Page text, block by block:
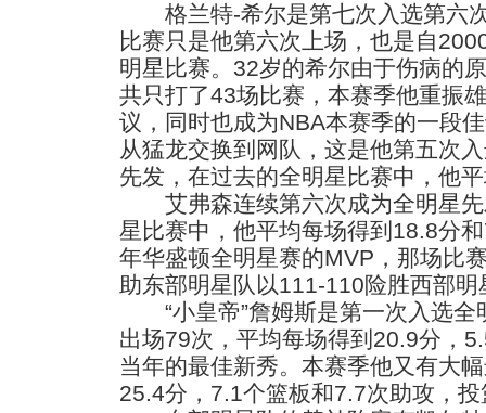
格兰特-希尔是第七次入选第六
比赛只是他第六次上场，也是自
明星比赛。32岁的希尔由于伤病的
共只打了43场比赛，本赛季他重振
议，同时也成为NBA本赛季的一段
从猛龙交换到网队，这是他第五次
先发，在过去的全明星比赛中，他
艾弗森连续第六次成为全明星先
星比赛中，他平均每场得到18.8分
年华盛顿全明星赛的MVP，那场比
助东部明星队以111-110险胜西部明
“小皇帝”詹姆斯是第一次入选全
出场79次，平均每场得到20.9分，
当年的最佳新秀。本赛季他又有大
25.4分，7.1个篮板和7.7次助攻，